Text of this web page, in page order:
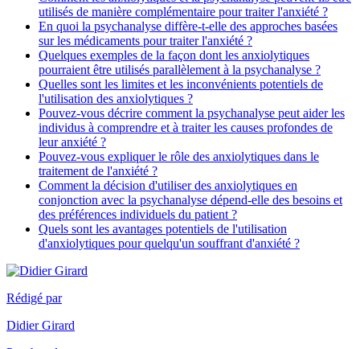
utilisés de manière complémentaire pour traiter l'anxiété ?
En quoi la psychanalyse diffère-t-elle des approches basées
sur les médicaments pour traiter l'anxiété ?
Quelques exemples de la façon dont les anxiolytiques
pourraient être utilisés parallèlement à la psychanalyse ?
Quelles sont les limites et les inconvénients potentiels de
l'utilisation des anxiolytiques ?
Pouvez-vous décrire comment la psychanalyse peut aider les
individus à comprendre et à traiter les causes profondes de
leur anxiété ?
Pouvez-vous expliquer le rôle des anxiolytiques dans le
traitement de l'anxiété ?
Comment la décision d'utiliser des anxiolytiques en
conjonction avec la psychanalyse dépend-elle des besoins et
des préférences individuels du patient ?
Quels sont les avantages potentiels de l'utilisation
d'anxiolytiques pour quelqu'un souffrant d'anxiété ?
Rédigé par
Didier Girard